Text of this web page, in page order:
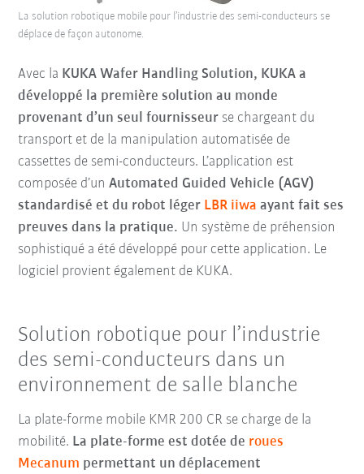
Avec la KUKA Wafer Handling Solution, KUKA a
développé la première solution au monde
provenant d’un seul fournisseur se chargeant du
transport et de la manipulation automatisée de
cassettes de semi-conducteurs. L’application est
composée d’unAutomated Guided Vehicle (AGV)
standardisé et du robot léger LBR iiwa ayant fait ses
preuves dans la pratique. Un système de préhension
sophistiqué a été développé pour cette application. Le
logiciel provient également de KUKA.
La solution robotique mobile pour l’industrie des semi-conducteurs se
déplace de façon autonome.
Solution robotique pour l’industrie
des semi-conducteurs dans un
environnement de salle blanche
La plate-forme mobile KMR 200 CR se charge de la
mobilité. La plate-forme est dotée de roues
Mecanum permettant un déplacement